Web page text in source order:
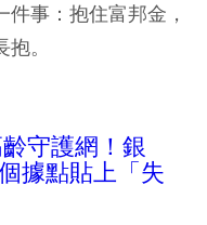
事：抱住富邦金，
。
守護網！銀
據點貼上「失